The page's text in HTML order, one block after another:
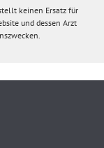
keinen Ersatz für
und dessen Arzt